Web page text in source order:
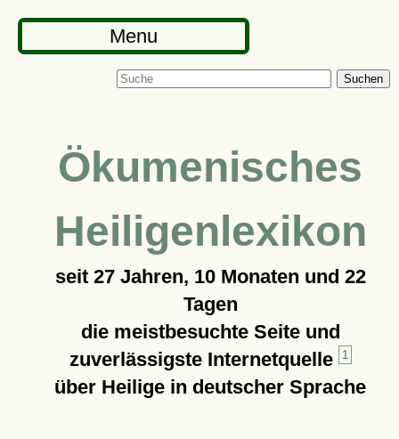
Menu
Suchen
Ökumenisches
Heiligenlexikon
seit 27 Jahren, 10 Monaten und 22
Tagen
die meistbesuchte Seite und
zuverlässigste Internetquelle
1
über Heilige in deutscher Sprache